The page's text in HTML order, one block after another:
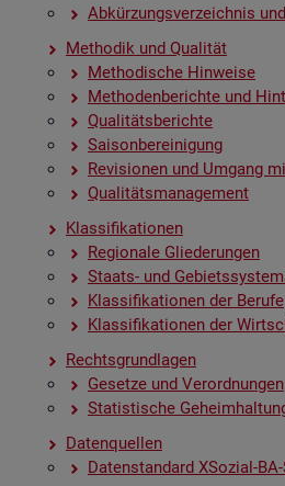
Ab­kür­zungs­ver­zeich­nis
Me­tho­dik und Qua­li­tät
Me­tho­di­sche Hin­wei­se
Me­tho­den­be­rich­te und
Qua­li­täts­be­rich­te
Sai­son­be­rei­ni­gung
Re­vi­sio­nen und Um­gang
Qua­li­täts­ma­nage­ment
Klas­si­fi­ka­tio­nen
Re­gio­na­le Glie­de­run­gen
Staats- und
Klas­si­fi­ka­tio­nen der Be­ru­fe
Klas­si­fi­ka­tio­nen der
Rechts­grund­la­gen
Ge­set­ze und Ver­ord­nun­gen
Sta­tis­ti­sche
Da­ten­quel­len
Da­ten­stan­dard XSo­zi­al-BA-